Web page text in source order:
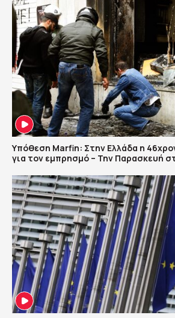
Υπόθεση Marfin: Στην Ελλάδα η
για τον εμπρησμό – Την Παρασκευή